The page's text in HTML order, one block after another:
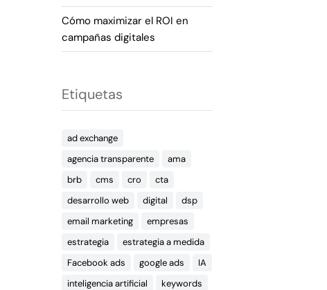
Cómo maximizar el ROI en
campañas digitales
Etiquetas
ad exchange
agencia transparente
ama
brb
cms cro
cta
desarrollo web
digital
dsp
email marketing
empresas
estrategia
estrategia a medida
Facebook ads
google ads
IA
inteligencia artificial
keywords